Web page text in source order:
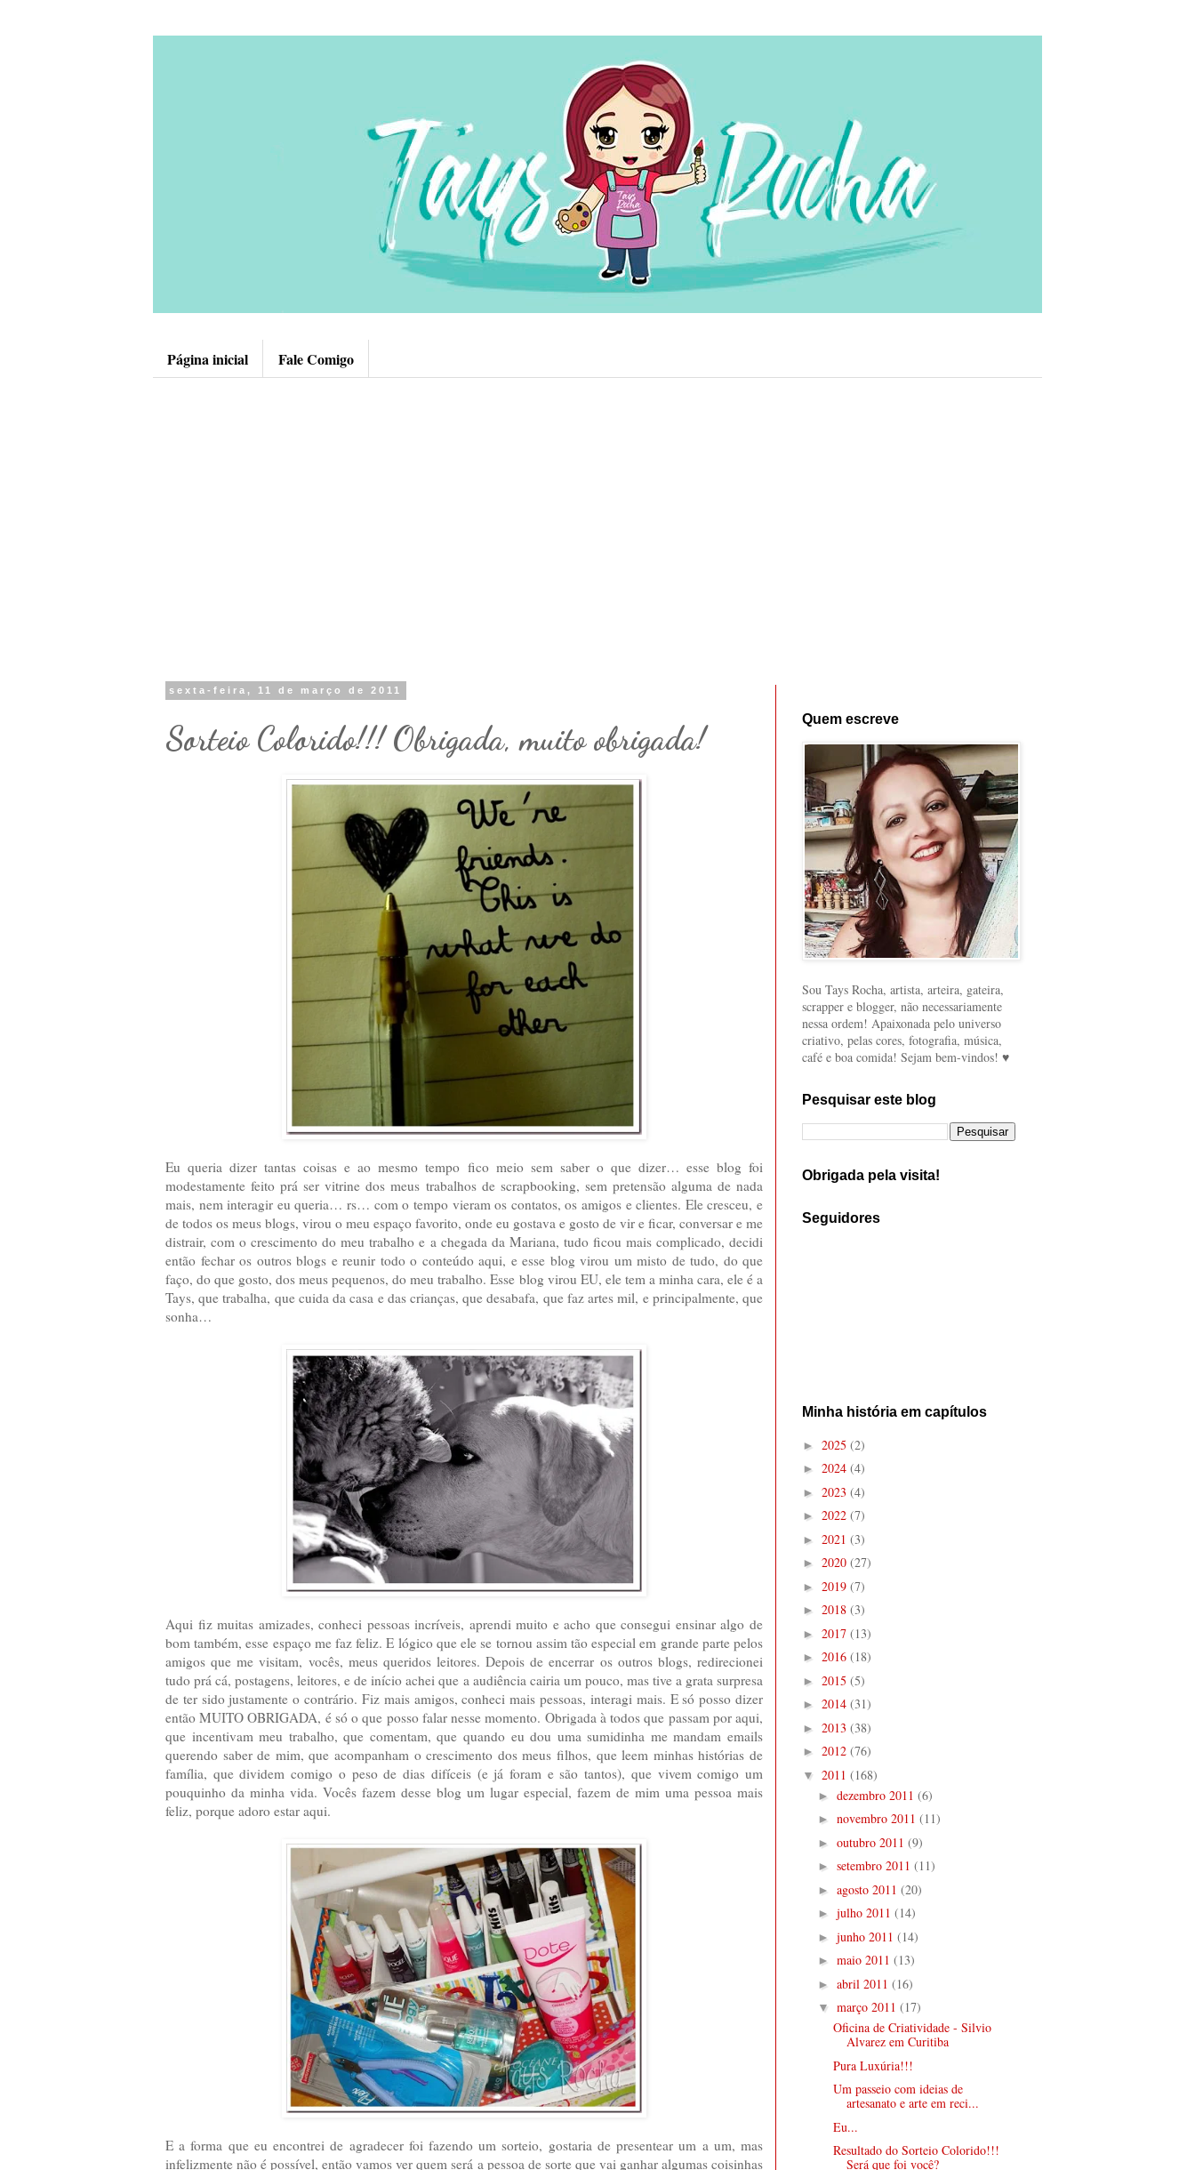
Página inicial Fale Comigo
sexta-feira, 11 de março de 2011
Sorteio Colorido!!! Obrigada, muito obrigada!
Eu queria dizer tantas coisas e ao mesmo tempo fico meio sem saber o que dizer… esse blog foi
modestamente feito prá ser vitrine dos meus trabalhos de scrapbooking, sem pretensão alguma de nada
mais, nem interagir eu queria… rs… com o tempo vieram os contatos, os amigos e clientes. Ele cresceu, e
de todos os meus blogs, virou o meu espaço favorito, onde eu gostava e gosto de vir e ficar, conversar e me
distrair, com o crescimento do meu trabalho e a chegada da Mariana, tudo ficou mais complicado, decidi
então fechar os outros blogs e reunir todo o conteúdo aqui, e esse blog virou um misto de tudo, do que
faço, do que gosto, dos meus pequenos, do meu trabalho. Esse blog virou EU, ele tem a minha cara, ele é a
Tays, que trabalha, que cuida da casa e das crianças, que desabafa, que faz artes mil, e principalmente, que
sonha…
Aqui fiz muitas amizades, conheci pessoas incríveis, aprendi muito e acho que consegui ensinar algo de
bom também, esse espaço me faz feliz. E lógico que ele se tornou assim tão especial em grande parte pelos
amigos que me visitam, vocês, meus queridos leitores. Depois de encerrar os outros blogs, redirecionei
tudo prá cá, postagens, leitores, e de início achei que a audiência cairia um pouco, mas tive a grata surpresa
de ter sido justamente o contrário. Fiz mais amigos, conheci mais pessoas, interagi mais. E só posso dizer
então MUITO OBRIGADA, é só o que posso falar nesse momento. Obrigada à todos que passam por aqui,
que incentivam meu trabalho, que comentam, que quando eu dou uma sumidinha me mandam emails
querendo saber de mim, que acompanham o crescimento dos meus filhos, que leem minhas histórias de
família, que dividem comigo o peso de dias difíceis (e já foram e são tantos), que vivem comigo um
pouquinho da minha vida. Vocês fazem desse blog um lugar especial, fazem de mim uma pessoa mais
feliz, porque adoro estar aqui.
E a forma que eu encontrei de agradecer foi fazendo um sorteio, gostaria de presentear um a um, mas
infelizmente não é possível, então vamos ver quem será a pessoa de sorte que vai ganhar algumas coisinhas
Quem escreve
Sou Tays Rocha, artista, arteira, gateira,
scrapper e blogger, não necessariamente
nessa ordem! Apaixonada pelo universo
criativo, pelas cores, fotografia, música,
café e boa comida! Sejam bem-vindos! ♥
Pesquisar este blog
Obrigada pela visita!
Seguidores
Minha história em capítulos
► 2025 (2)
► 2024 (4)
► 2023 (4)
► 2022 (7)
► 2021 (3)
► 2020 (27)
► 2019 (7)
► 2018 (3)
► 2017 (13)
► 2016 (18)
► 2015 (5)
► 2014 (31)
► 2013 (38)
► 2012 (76)
▼ 2011 (168)
► dezembro 2011 (6)
► novembro 2011 (11)
► outubro 2011 (9)
► setembro 2011 (11)
► agosto 2011 (20)
► julho 2011 (14)
► junho 2011 (14)
► maio 2011 (13)
► abril 2011 (16)
▼ março 2011 (17)
Oficina de Criatividade - Silvio
Alvarez em Curitiba
Pura Luxúria!!!
Um passeio com ideias de
artesanato e arte em reci...
Eu...
Resultado do Sorteio Colorido!!!
Será que foi você?